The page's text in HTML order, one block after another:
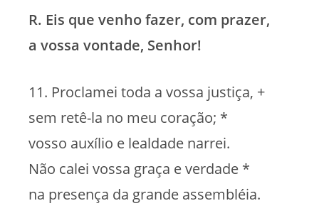
R. Eis que venho fazer, com prazer,
a vossa vontade, Senhor!
11. Proclamei toda a vossa justiça, +
sem retê-la no meu coração; *
vosso auxílio e lealdade narrei.
Não calei vossa graça e verdade *
na presença da grande assembléia.